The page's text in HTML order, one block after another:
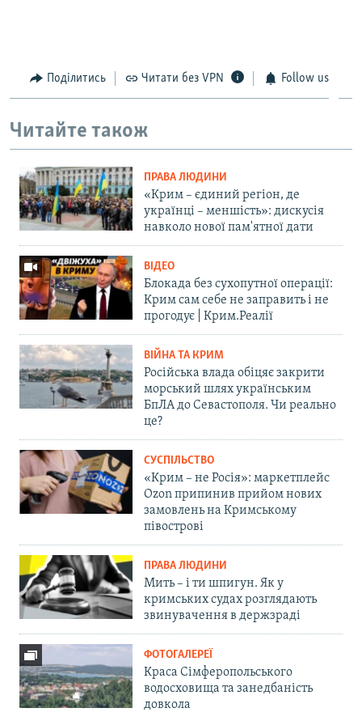
Поділитись Читати без VPN Follow us
Читайте також
ПРАВА ЛЮДИНИ
«Крим – єдиний регіон, де
українці – меншість»: дискусія
навколо нової пам'ятної дати
ВІДЕО
Блокада без сухопутної операції:
Крим сам себе не заправить і не
прогодує | Крим.Реалії
ВІЙНА ТА КРИМ
Російська влада обіцяє закрити
морський шлях українським
БпЛА до Севастополя. Чи реально
це?
СУСПІЛЬСТВО
«Крим – не Росія»: маркетплейс
Ozon припинив прийом нових
замовлень на Кримському
півострові
ПРАВА ЛЮДИНИ
Мить – і ти шпигун. Як у
кримських судах розглядають
звинувачення в держзраді
ФОТОГАЛЕРЕЇ
Краса Сімферопольського
водосховища та занедбаність
довкола